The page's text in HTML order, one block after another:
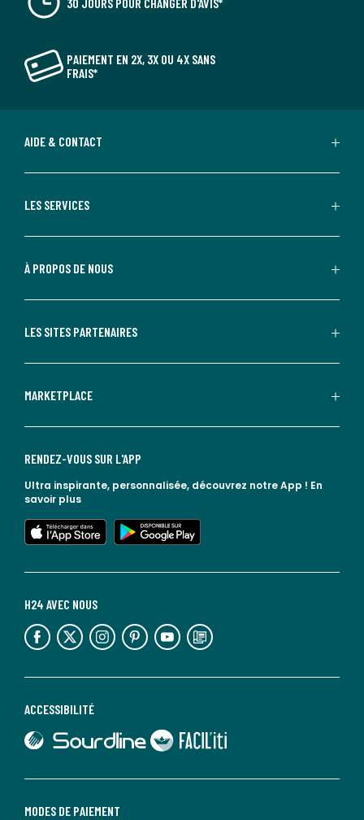
PAIEMENT EN 2X, 3X OU 4X SANS
FRAIS*
AIDE & CONTACT
LES SERVICES
À PROPOS DE NOUS
LES SITES PARTENAIRES
MARKETPLACE
MODES DE PAIEMENT
ACCESSIBILITÉ
lien vers Faciliti
H24 AVEC NOUS
lien vers l'espace réseaux sociaux lien vers l'espace réseaux sociaux lien vers l'espace réseaux sociaux lien vers l'espace réseaux sociaux lien vers l'espace réseaux sociaux lien vers le blog la redoute
RENDEZ-VOUS SUR L'APP
Ultra inspirante, personnalisée, découvrez notre App ! En
savoir plus
lien vers l'app store
lien vers google play